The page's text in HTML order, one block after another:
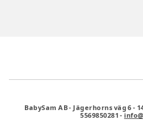
BabySam AB- Jägerhorns väg 6 -
5569850281 -